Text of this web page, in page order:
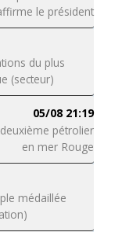
le président
du plus
(secteur)
05/08 21:19
pétrolier
en mer Rouge
médaillée